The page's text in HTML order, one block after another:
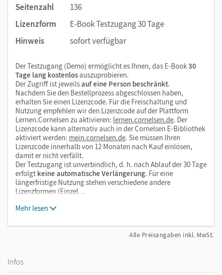
Seitenzahl
136
Lizenzform
E-Book Testzugang 30 Tage
Hinweis
sofort verfügbar
Der Testzugang (Demo) ermöglicht es Ihnen, das E-Book30
Tage lang kostenlosauszuprobieren.
Der Zugriff ist jeweilsauf eine Person beschränkt.
Nachdem Sie den Bestellprozess abgeschlossen haben,
erhalten Sie einen Lizenzcode. Für die Freischaltung und
Nutzung empfehlen wir den Lizenzcode auf der Plattform
Lernen.Cornelsen zu aktivieren: lernen.cornelsen.de. Der
Lizenzcode kann alternativ auch in der Cornelsen E-Bibliothek
aktiviert werden: mein.cornelsen.de. Sie müssen Ihren
Lizenzcode innerhalb von 12 Monaten nach Kauf einlösen,
damit er nicht verfällt.
Der Testzugang ist unverbindlich, d. h. nach Ablauf der 30 Tage
erfolgt keine automatische Verlängerung. Für eine
längerfristige Nutzung stehen verschiedene andere
Lizenzformen (Einzel…
Mehr lesen
Alle Preisangaben inkl. MwSt.
Infos